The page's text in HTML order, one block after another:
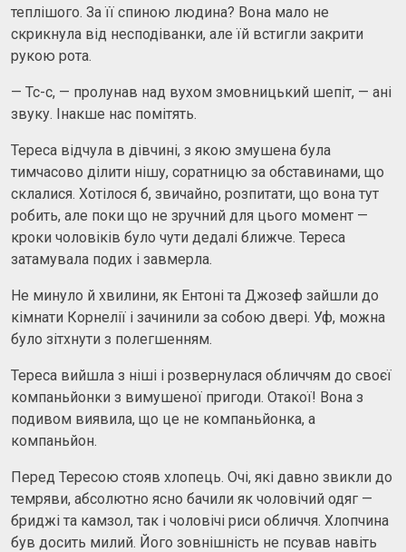
теплішого. За її спиною людина? Вона мало не
скрикнула від несподіванки, але їй встигли закрити
рукою рота.
— Тс-с, — пролунав над вухом змовницький шепіт, — ані
звуку. Інакше нас помітять.
Тереса відчула в дівчині, з якою змушена була
тимчасово ділити нішу, соратницю за обставинами, що
склалися. Хотілося б, звичайно, розпитати, що вона тут
робить, але поки що не зручний для цього момент —
кроки чоловіків було чути дедалі ближче. Тереса
затамувала подих і завмерла.
Не минуло й хвилини, як Ентоні та Джозеф зайшли до
кімнати Корнелії і зачинили за собою двері. Уф, можна
було зітхнути з полегшенням.
Тереса вийшла з ніші і розвернулася обличчям до своєї
компаньйонки з вимушеної пригоди. Отакої! Вона з
подивом виявила, що це не компаньйонка, а
компаньйон.
Перед Тересою стояв хлопець. Очі, які давно звикли до
темряви, абсолютно ясно бачили як чоловічий одяг —
бриджі та камзол, так і чоловічі риси обличчя. Хлопчина
був досить милий. Його зовнішність не псував навіть